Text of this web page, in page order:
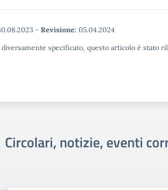
- Revisione: 05.04.2024
specificato, questo articolo è stato
Circolari, notizie, eventi